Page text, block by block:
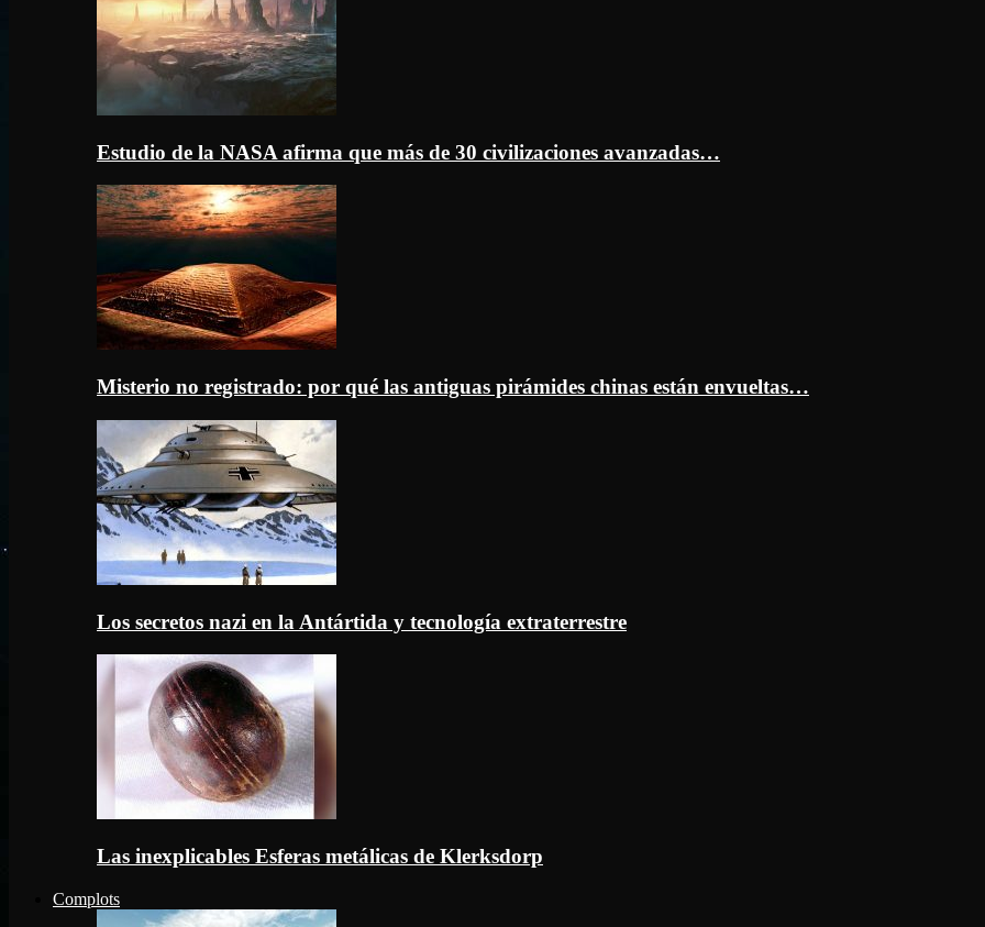
Estudio de la NASA afirma que más de 30 civilizaciones avanzadas…
Misterio no registrado: por qué las antiguas pirámides chinas están envueltas…
Los secretos nazi en la Antártida y tecnología extraterrestre
Las inexplicables Esferas metálicas de Klerksdorp
Complots